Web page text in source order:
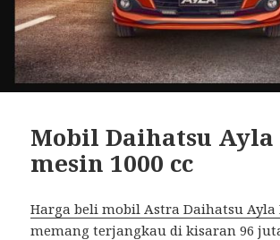
Mobil Daihatsu Ayla
mesin 1000 cc
Harga beli mobil Astra Daihatsu Ayla
memang terjangkau di kisaran 96